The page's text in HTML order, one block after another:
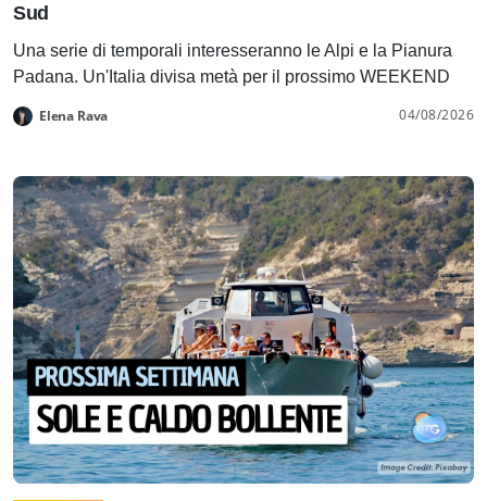
Sud
Una serie di temporali interesseranno le Alpi e la Pianura
Padana. Un'Italia divisa metà per il prossimo WEEKEND
Elena Rava 04/08/2026